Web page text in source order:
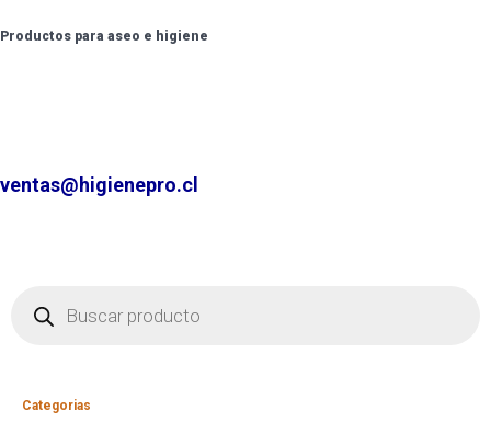
Productos para aseo e higiene
ventas@higienepro.cl
Categorias